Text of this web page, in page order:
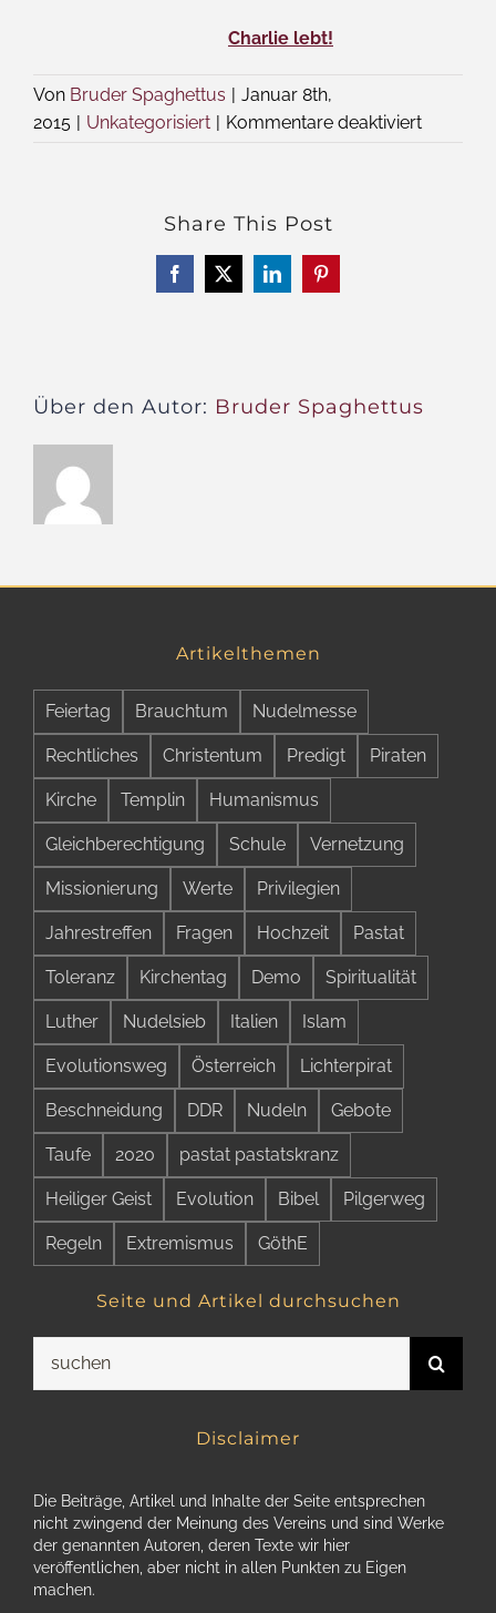
Charlie lebt!
Von Bruder Spaghettus | Januar 8th,
2015 | Unkategorisiert | Kommentare deaktiviertfür
Share This Post
Facebook
X LinkedInPinterest
Über den Autor: Bruder Spaghettus
Artikelthemen
Feiertag Brauchtum Nudelmesse
Rechtliches Christentum Predigt Piraten
Kirche Templin Humanismus
Gleichberechtigung Schule Vernetzung
Missionierung Werte Privilegien
Jahrestreffen Fragen Hochzeit Pastat
Toleranz Kirchentag Demo Spiritualität
Luther Nudelsieb Italien Islam
Evolutionsweg Österreich Lichterpirat
Beschneidung DDR Nudeln Gebote
Taufe 2020 pastat pastatskranz
Heiliger Geist Evolution Bibel Pilgerweg
Regeln Extremismus GöthE
Seite und Artikel durchsuchen
Disclaimer
Die Beiträge, Artikel und Inhalte der Seite entsprechen
nicht zwingend der Meinung des Vereins und sind Werke
der genannten Autoren, deren Texte wir hier
veröffentlichen, aber nicht in allen Punkten zu Eigen
machen.